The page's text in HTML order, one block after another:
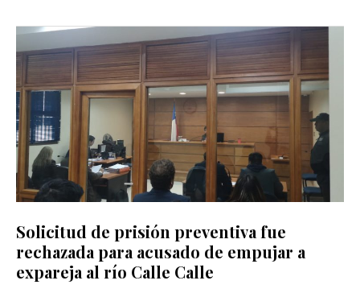
Solicitud de prisión preventiva fue
rechazada para acusado de empujar a
expareja al río Calle Calle